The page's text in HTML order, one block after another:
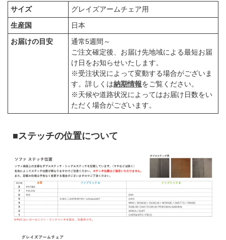
サイズ
グレイズアームチェア用
生産国
日本
お届けの目安
通常5週間～
ご注文確定後、お届け先地域による最短お届
け日をお知らせいたします。
※受注状況によって変動する場合がございま
す。詳しくは納期情報をご覧ください。
※天候や道路状況によってはお届け日数をい
ただく場合がございます。
■ステッチの位置について